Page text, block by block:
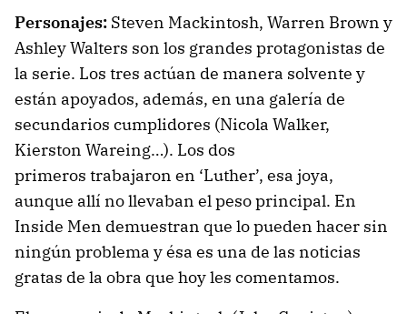
Personajes: Steven Mackintosh, Warren Brown y
Ashley Walters son los grandes protagonistas de
la serie. Los tres actúan de manera solvente y
están apoyados, además, en una galería de
secundarios cumplidores (Nicola Walker,
Kierston Wareing…). Los dos
primeros trabajaron en ‘Luther’, esa joya,
aunque allí no llevaban el peso principal. En
Inside Men demuestran que lo pueden hacer sin
ningún problema y ésa es una de las noticias
gratas de la obra que hoy les comentamos.